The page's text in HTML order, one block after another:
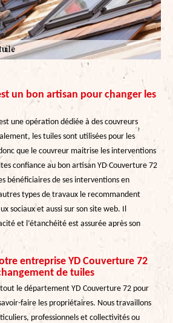
un bon artisan pour changer les
une opération dédiée à des couvreurs
les tuiles sont utilisées pour les
que le couvreur maitrise les interventions
confiance au bon artisan YD Couverture 72
bénéficiaires de ses interventions en
types de travaux le recommandent
sociaux et aussi sur son site web. Il
et l’étanchéité est assurée après son
entreprise YD Couverture 72
de tuiles
le département YD Couverture 72 pour
faire les propriétaires. Nous travaillons
professionnels et collectivités ou